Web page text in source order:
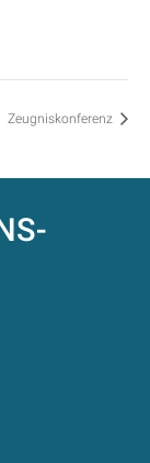
Zeugniskonferenz